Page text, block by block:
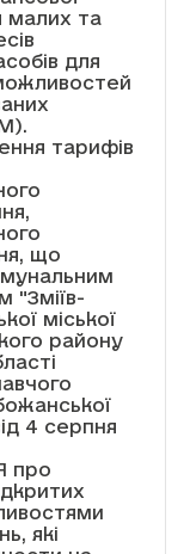
малих та
для
тарифів
що
"Зміїв-
міської
району
4 серпня
про
які